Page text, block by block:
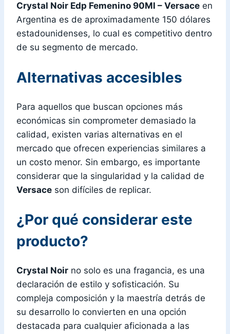
Crystal Noir Edp Femenino 90Ml – Versace en
Argentina es de aproximadamente 150 dólares
estadounidenses, lo cual es competitivo dentro
de su segmento de mercado.
Alternativas accesibles
Para aquellos que buscan opciones más
económicas sin comprometer demasiado la
calidad, existen varias alternativas en el
mercado que ofrecen experiencias similares a
un costo menor. Sin embargo, es importante
considerar que la singularidad y la calidad de
Versace son difíciles de replicar.
¿Por qué considerar este
producto?
Crystal Noir no solo es una fragancia, es una
declaración de estilo y sofisticación. Su
compleja composición y la maestría detrás de
su desarrollo lo convierten en una opción
destacada para cualquier aficionada a las